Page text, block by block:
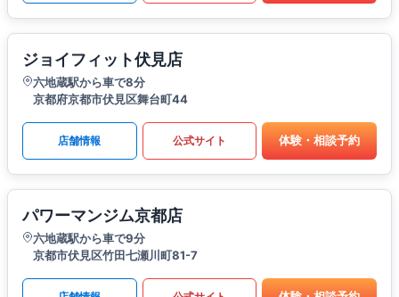
ジョイフィット伏見店
六地蔵駅から車で8分
京都府京都市伏見区舞台町44
店舗情報 公式サイト 体験・相談予約
パワーマンジム京都店
六地蔵駅から車で9分
京都市伏見区竹田七瀬川町81-7